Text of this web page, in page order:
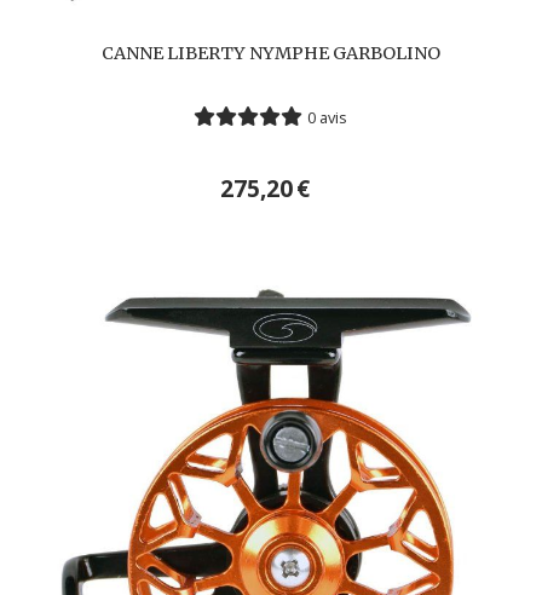
CANNE LIBERTY NYMPHE GARBOLINO
0 avis
275,20€